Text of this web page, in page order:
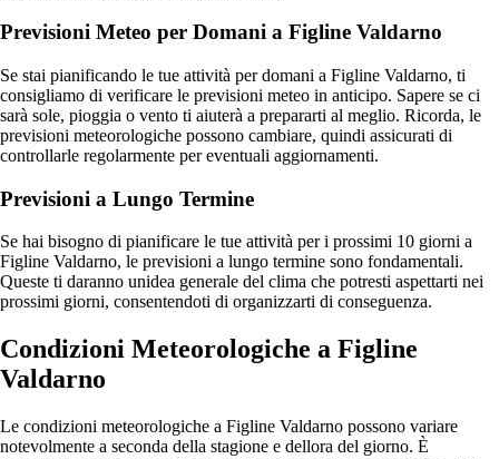
Previsioni Meteo per Domani a Figline Valdarno
Se stai pianificando le tue attività per domani a Figline Valdarno, ti
consigliamo di verificare le previsioni meteo in anticipo. Sapere se ci
sarà sole, pioggia o vento ti aiuterà a prepararti al meglio. Ricorda, le
previsioni meteorologiche possono cambiare, quindi assicurati di
controllarle regolarmente per eventuali aggiornamenti.
Previsioni a Lungo Termine
Se hai bisogno di pianificare le tue attività per i prossimi 10 giorni a
Figline Valdarno, le previsioni a lungo termine sono fondamentali.
Queste ti daranno unidea generale del clima che potresti aspettarti nei
prossimi giorni, consentendoti di organizzarti di conseguenza.
Condizioni Meteorologiche a Figline
Valdarno
Le condizioni meteorologiche a Figline Valdarno possono variare
notevolmente a seconda della stagione e dellora del giorno. È